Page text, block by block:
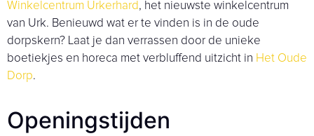
Winkelcentrum Urkerhard, het nieuwste winkelcentrum
van Urk. Benieuwd wat er te vinden is in de oude
dorpskern? Laat je dan verrassen door de unieke
boetiekjes en horeca met verbluffend uitzicht in Het Oude
Dorp.
Openingstijden